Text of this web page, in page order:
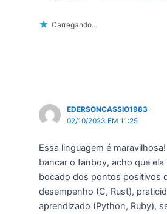
Carregando...
EDERSONCASSIO1983
02/10/2023 EM 11:25
Essa linguagem é
bancar o fanboy, acho que ela
bocado dos pontos positivos
desempenho (C, Rust),
aprendizado (Python, Ruby),